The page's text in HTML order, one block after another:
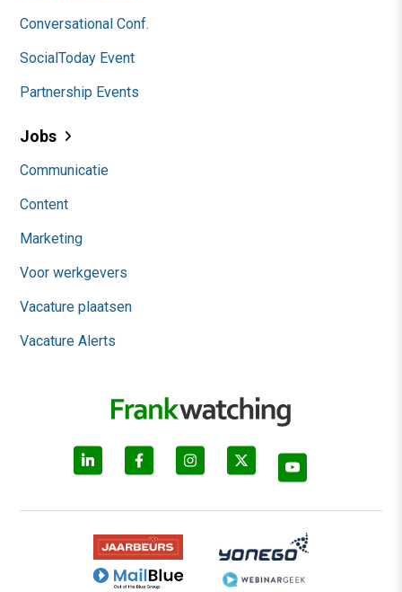
Conversational Conf.
SocialToday Event
Partnership Events
Jobs
Communicatie
Content
Marketing
Voor werkgevers
Vacature plaatsen
Vacature Alerts